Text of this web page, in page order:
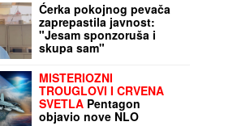
Ćerka pokojnog pevača
zaprepastila javnost:
"Jesam sponzoruša i
skupa sam"
MISTERIOZNI
TROUGLOVI I CRVENA
SVETLA Pentagon
objavio nove NLO